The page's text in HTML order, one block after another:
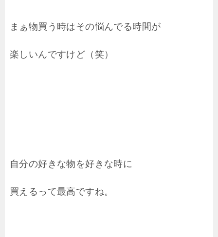
まぁ物買う時はその悩んでる時間が
楽しいんですけど（笑）
自分の好きな物を好きな時に
買えるって最高ですね。